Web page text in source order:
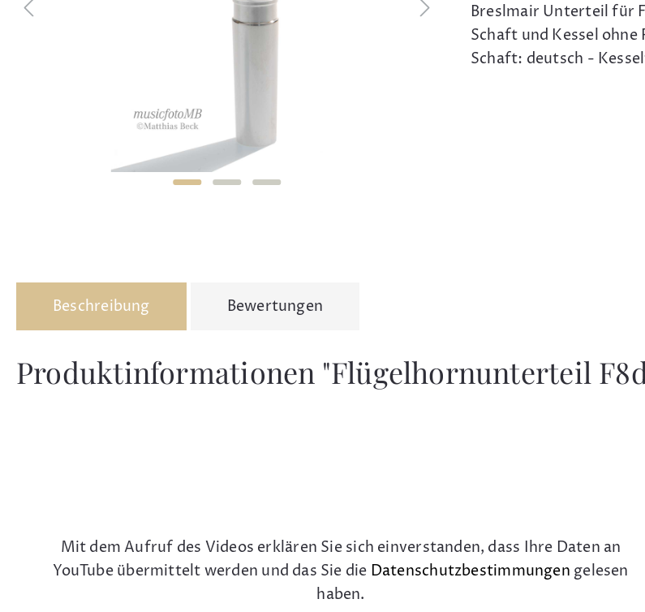
Breslmair Unterteil für
Schaft und Kessel
Schaft: deutsch -
Beschreibung Bewertungen
Produktinformationen "Flügelhornunterteil
Mit dem Aufruf des Videos erklären Sie sich einverstanden, dass Ihre Daten an
YouTube übermittelt werden und das Sie die Datenschutzbestimmungen gelesen
haben.